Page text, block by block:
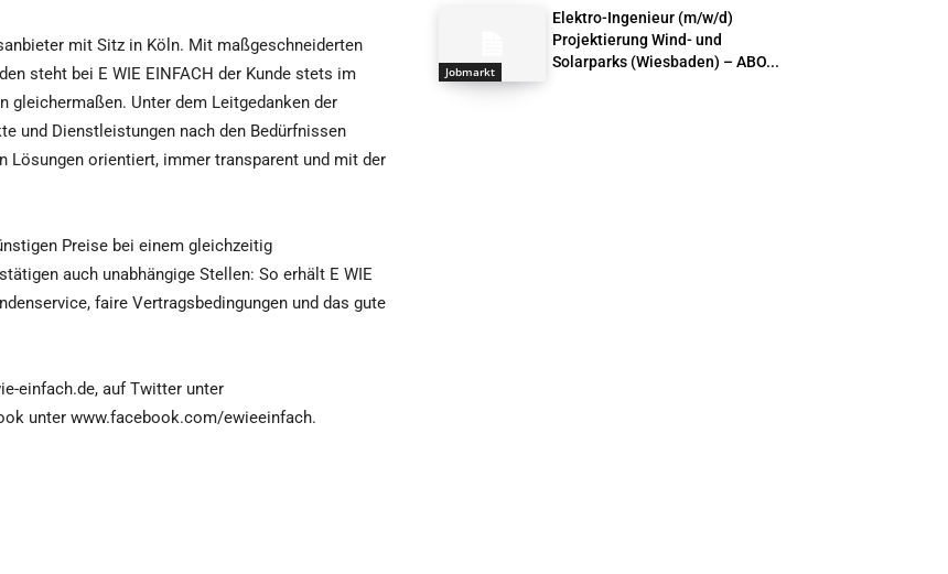
mit Sitz in Köln. Mit maßgeschneiderten
steht bei E WIE EINFACH der Kunde stets im
gleichermaßen. Unter dem Leitgedanken der
und Dienstleistungen nach den Bedürfnissen
Lösungen orientiert, immer transparent und mit der
Preise bei einem gleichzeitig
auch unabhängige Stellen: So erhält E WIE
faire Vertragsbedingungen und das gute
einfach.de, auf Twitter unter
unter www.facebook.com/ewieeinfach.
Jobmarkt
Elektro-Ingenieur (m/w/d)
Projektierung Wind- und
Solarparks (Wiesbaden) – ABO...